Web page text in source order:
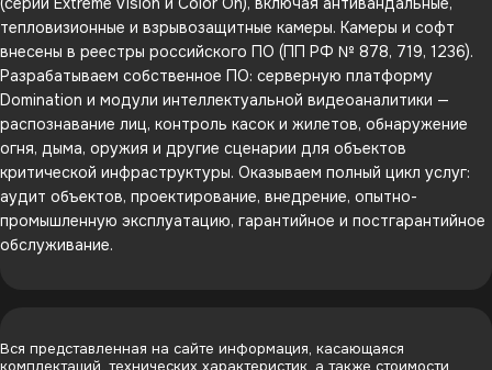
тепловизионные и взрывозащитные камеры. Камеры и софт
внесены в реестры российского ПО (ПП РФ № 878, 719, 1236).
Разрабатываем собственное ПО: серверную платформу
Domination и модули интеллектуальной видеоаналитики —
распознавание лиц, контроль касок и жилетов, обнаружение
огня, дыма, оружия и другие сценарии для объектов
критической инфраструктуры. Оказываем полный цикл услуг:
аудит объектов, проектирование, внедрение, опытно-
промышленную эксплуатацию, гарантийное и постгарантийное
обслуживание.
Вся представленная на сайте информация, касающаяся
комплектаций, технических характеристик, а также стоимости